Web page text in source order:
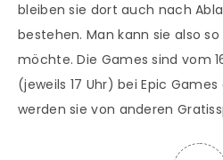
bleiben sie dort auch nach
bestehen. Man kann sie also
möchte. Die Games sind vom
(jeweils 17 Uhr) bei Epic
werden sie von anderen